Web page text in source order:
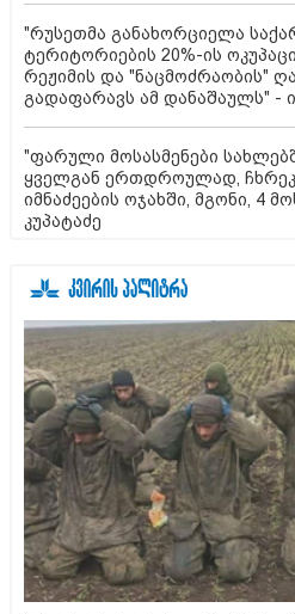
"რუსეთმა განახორციელა
ტერიტორიების 20%-ის
რეჟიმის და "ნაცმოძრაობის"
გადაფარავს ამ დანაშაულს" -
"ფარული მოსასმენები
ყველგან ერთდროულად,
იმნაძეების ოჯახში, მგონი, 4
კუპატაძე